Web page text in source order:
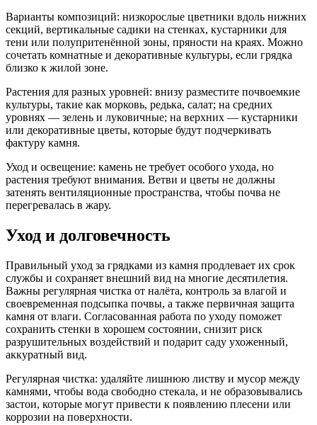
Варианты композиций: низкорослые цветники вдоль нижних
секций, вертикальные садики на стенках, кустарники для
тени или полупритенённой зоны, пряности на краях. Можно
сочетать комнатные и декоративные культуры, если грядка
близко к жилой зоне.
Растения для разных уровней: внизу разместите почвоемкие
культуры, такие как морковь, редька, салат; на средних
уровнях — зелень и луковичные; на верхних — кустарники
или декоративные цветы, которые будут подчеркивать
фактуру камня.
Уход и освещение: камень не требует особого ухода, но
растения требуют внимания. Ветви и цветы не должны
затенять вентиляционные пространства, чтобы почва не
перегревалась в жару.
Уход и долговечность
Правильный уход за грядками из камня продлевает их срок
службы и сохраняет внешний вид на многие десятилетия.
Важны регулярная чистка от налёта, контроль за влагой и
своевременная подсыпка почвы, а также первичная защита
камня от влаги. Согласованная работа по уходу поможет
сохранить стенки в хорошем состоянии, снизит риск
разрушительных воздействий и подарит саду ухоженный,
аккуратный вид.
Регулярная чистка: удаляйте лишнюю листву и мусор между
камнями, чтобы вода свободно стекала, и не образовывались
застои, которые могут привести к появлению плесени или
коррозии на поверхности.